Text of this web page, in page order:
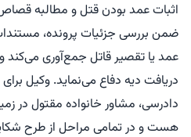
اثبات عمد بودن قتل و مطالبه
ضمن بررسی جزئیات پرونده،
عمد یا تقصیر قاتل جمع‌آوری می‌کند
دریافت دیه دفاع می‌نماید. وکیل برای
دادرسی، مشاور خانواده مقتول در
هست و در تمامی مراحل از طرح